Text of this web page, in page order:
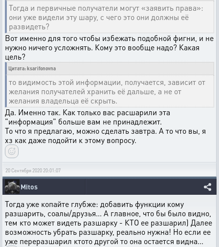
Тогда и первичные получатели могут «заявить права»:
они уже видели эту шару, с чего это они должны её
развидеть?
Вот именно для того чтобы избежать подобной фигни, и не
нужно ничего усложнять. Кому это вообще надо? Какая
цель?
Цитата: ksarifonovna
то видимость этой информации, получается, зависит от
желания получателей хранить её дальше, а не от
желания владельца её скрыть.
Да. Именно так. Как только вас расшарили эта
"информация" больше вам не принадлежит.
То что я предлагаю, можно сделать завтра. А то что вы, я
хз как даже подойти к этому вопросу.
20 Сентября 2020 20:01:07
Mitos
Тогда уже копайте глубже: добавить функции кому
разшарить, соалы/друзья... А главное, что бы было видно,
тем кто может видеть разшарку - КТО ее разшарил) Далее
возможность убрать разшарку, реально нужна! Но если ее
уже переразшарил ктото другой то она остается видна...